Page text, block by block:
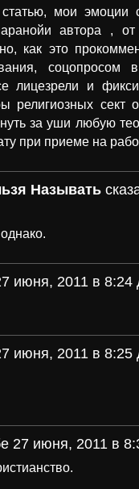
мои эмоции
автора ,
как это
лицезрели и
религиозных сект
за уши любую
при приеме на
Называть
июня, 2011 в 8:24
июня, 2011 в 8:25
27 июня, 2011 в